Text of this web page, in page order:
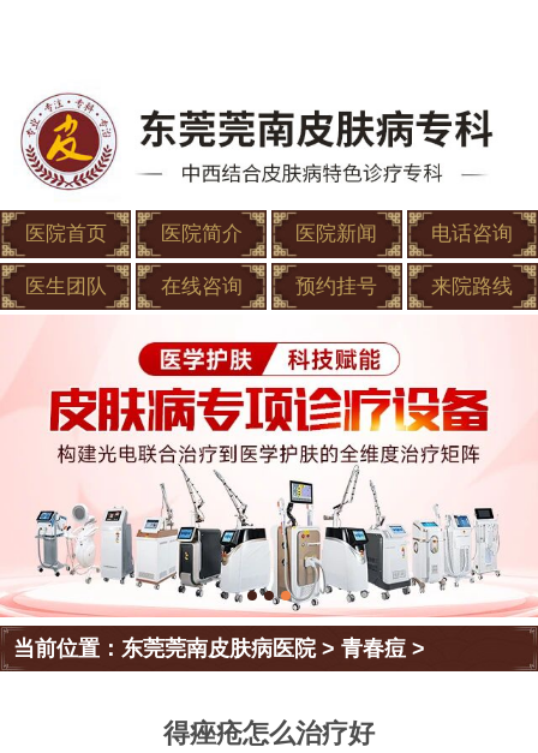
医院首页 医院简介 医院新闻 电话咨询
医生团队 在线咨询 预约挂号 来院路线
当前位置：东莞莞南皮肤病医院>青春痘 >
得痤疮怎么治疗好